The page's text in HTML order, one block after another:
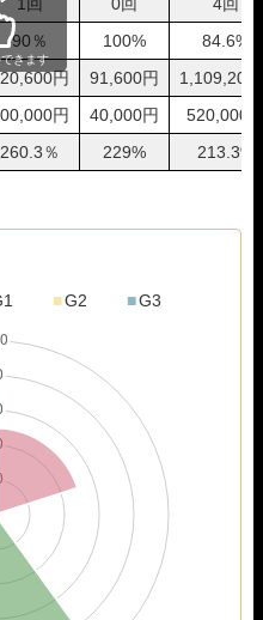
円 34,000円
170%
円
円 49,600円
248%
98,400円
492%
円 81,600円
408%
円 96,400円
1回 0回
4回
90％ 100%
84.6%
円 91,600円
1,109,200
円 40,000円
520,000
260.3％ 229% 213.3%
きます
■G2 ■G3